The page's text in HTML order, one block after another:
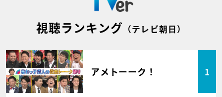
視聴ランキング （テレビ朝日）
アメトーーク！ 1